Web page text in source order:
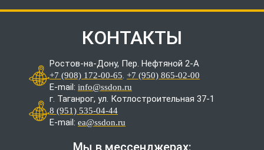
КОНТАКТЫ
Ростов-на-Дону, Пер. Нефтяной 2-А
+7 (908) 172-00-65. +7 (950) 865-02-00
E-mail: info@ssdon.ru
г. Таганрог, ул. Котлостроительная 37-1
8 (951) 535-04-44
E-mail: ea@ssdon.ru